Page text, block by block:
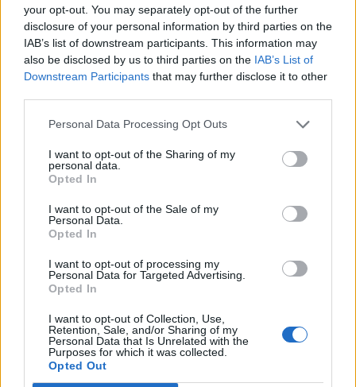
your opt-out. You may separately opt-out of the further
disclosure of your personal information by third parties on the
IAB’s list of downstream participants. This information may
also be disclosed by us to third parties on the IAB’s List of
Downstream Participants that may further disclose it to other
Personal Data Processing Opt Outs
I want to opt-out of the Sharing of my
personal data.
Opted In
I want to opt-out of the Sale of my
Personal Data.
Opted In
I want to opt-out of processing my
Personal Data for Targeted Advertising.
Opted In
I want to opt-out of Collection, Use,
Retention, Sale, and/or Sharing of my
Personal Data that Is Unrelated with the
Purposes for which it was collected.
Opted Out
PARAPOLITIKA NEWSROOM
μηνύματα του αγνώστου "Γιώργου" στον
πρώην σύντροφο της Ελευθερίας
Γιακουμάκη και ο ρόλος της φίλης της
Εγγραφή στο newsletter
Αποδέχομαι τους
και την πολιτική απορρήτου
X